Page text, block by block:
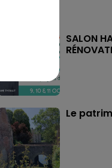
SALON
Le